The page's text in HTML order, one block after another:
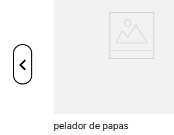
pelador de papas